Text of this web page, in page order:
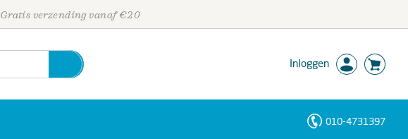
Gratis verzending vanaf €20
Inloggen
010-4731397